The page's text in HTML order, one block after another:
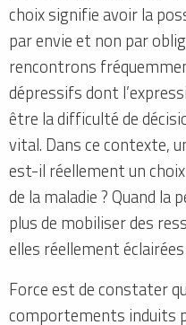
choix signifie avoir la
par envie et non par
rencontrons
dépressifs dont
être la difficulté de
vital. Dans ce contexte,
est-il réellement un
de la maladie ? Quand la
plus de mobiliser des
elles réellement éclairées
Force est de constater
comportements induits